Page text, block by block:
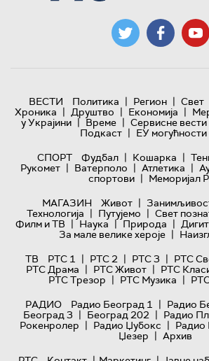
ВЕСТИ Политика | Регион | Свет
Хроника | Друштво | Економија |
у Украјини | Време | Сервисне вести
Подкаст | ЕУ
СПОРТ
Фудбал | Кошарка |
Рукомет | Ватерполо | Атлетика |
спортови | Меморијал
МАГАЗИН
Живот |
Технологијa | Путујемо | Свет
Филм и ТВ | Наука | Природа |
За мале велике хероје |
ТВ
РТС 1 | РТС 2 | РТС 3 | РТС
РТС Драма | РТС Живот | РТС
РТС Трезор | РТС Музика |
РАДИО
Радио Београд 1 | Радио
Београд 3 | Београд 202 | Радио
Рокенролер | Радио Џубокс | Радио
Џезер | Архив